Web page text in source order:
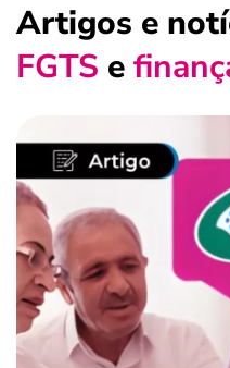
guia do trabalhador
benefícios
crédito fácil
últimas notícias
ferramentas
Artigos e
FGTS e